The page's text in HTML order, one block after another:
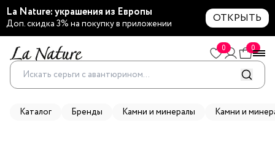
La Nature: украшения из Европы
Доп. скидка 3% на покупку в приложении ОТКРЫТЬ
0 0
Каталог Бренды Камни и минералы Камни и